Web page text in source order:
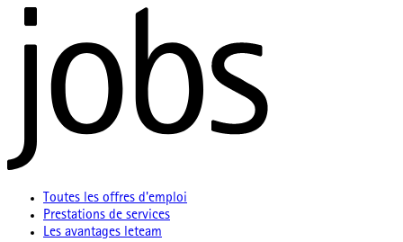
Toutes les offres d'emploi
Prestations de services
Les avantages leteam